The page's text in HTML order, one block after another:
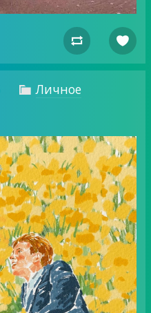
 
 Личное